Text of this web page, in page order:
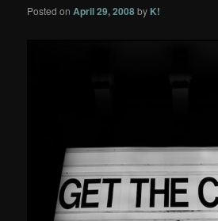
Posted onApril 29, 2008by K!